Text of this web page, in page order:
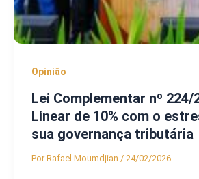
Opinião
Lei Complementar nº 224/
Linear de 10% com o
sua governança tributária
PorRafael Moumdjian / 24/02/2026